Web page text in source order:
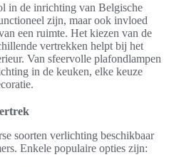
in de inrichting van Belgische
zijn, maar ook invloed
een ruimte. Het kiezen van de
vertrekken helpt bij het
Van sfeervolle plafondlampen
in de keuken, elke keuze
soorten verlichting beschikbaar
Enkele populaire opties zijn: